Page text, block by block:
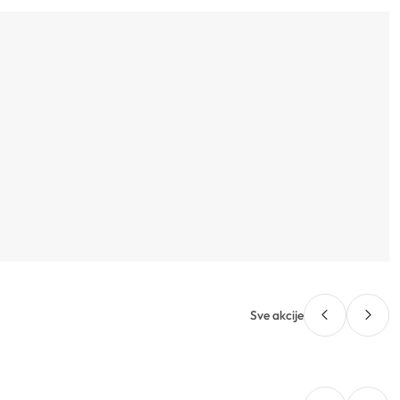
Sve akcije